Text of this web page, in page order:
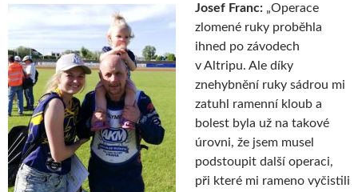
Josef Franc: „Operace
zlomené ruky proběhla
ihned po závodech
v Altripu. Ale díky
znehybnění ruky sádrou mi
zatuhl ramenní kloub a
bolest byla už na takové
úrovni, že jsem musel
podstoupit další operaci,
při které mi rameno vyčistili